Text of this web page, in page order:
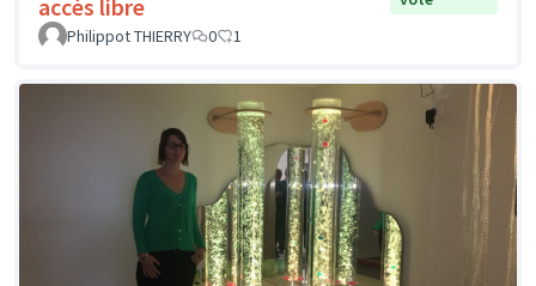
accès libre
Philippot THIERRY
0 1